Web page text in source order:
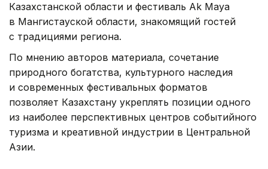
Казахстанской области и фестиваль Ak Maya
в Мангистауской области, знакомящий гостей
с традициями региона.
По мнению авторов материала, сочетание
природного богатства, культурного наследия
и современных фестивальных форматов
позволяет Казахстану укреплять позиции одного
из наиболее перспективных центров событийного
туризма и креативной индустрии в Центральной
Азии.